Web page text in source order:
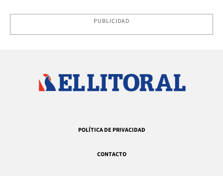
PUBLICIDAD
POLÍTICA DE PRIVACIDAD
CONTACTO